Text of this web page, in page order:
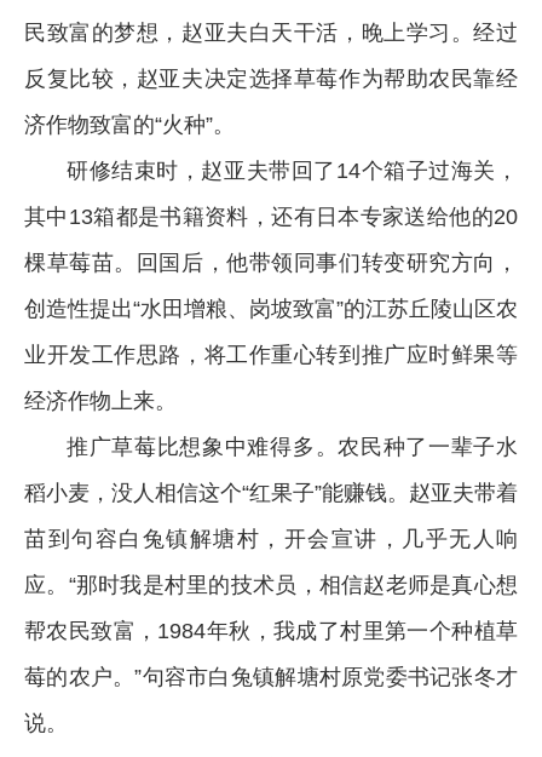
民致富的梦想，赵亚夫白天干活，晚上学习。经过
反复比较，赵亚夫决定选择草莓作为帮助农民靠经
济作物致富的“火种”。
研修结束时，赵亚夫带回了14个箱子过海关，
其中13箱都是书籍资料，还有日本专家送给他的20
棵草莓苗。回国后，他带领同事们转变研究方向，
创造性提出“水田增粮、岗坡致富”的江苏丘陵山区农
业开发工作思路，将工作重心转到推广应时鲜果等
经济作物上来。
推广草莓比想象中难得多。农民种了一辈子水
稻小麦，没人相信这个“红果子”能赚钱。赵亚夫带着
苗到句容白兔镇解塘村，开会宣讲，几乎无人响
应。“那时我是村里的技术员，相信赵老师是真心想
帮农民致富，1984年秋，我成了村里第一个种植草
莓的农户。”句容市白兔镇解塘村原党委书记张冬才
说。